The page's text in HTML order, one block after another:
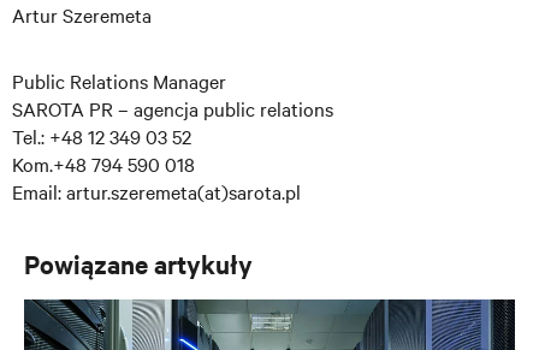
Artur Szeremeta
Public Relations Manager
SAROTA PR – agencja public relations
Tel.: +48 12 349 03 52
Kom.+48 794 590 018
Email: artur.szeremeta(at)sarota.pl
Powiązane artykuły